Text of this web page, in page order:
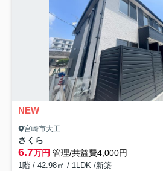
NEW
宮崎市大工
さくら
6.7万円 管理/共益費4,000円
1階 / 42.98㎡ / 1LDK /新築